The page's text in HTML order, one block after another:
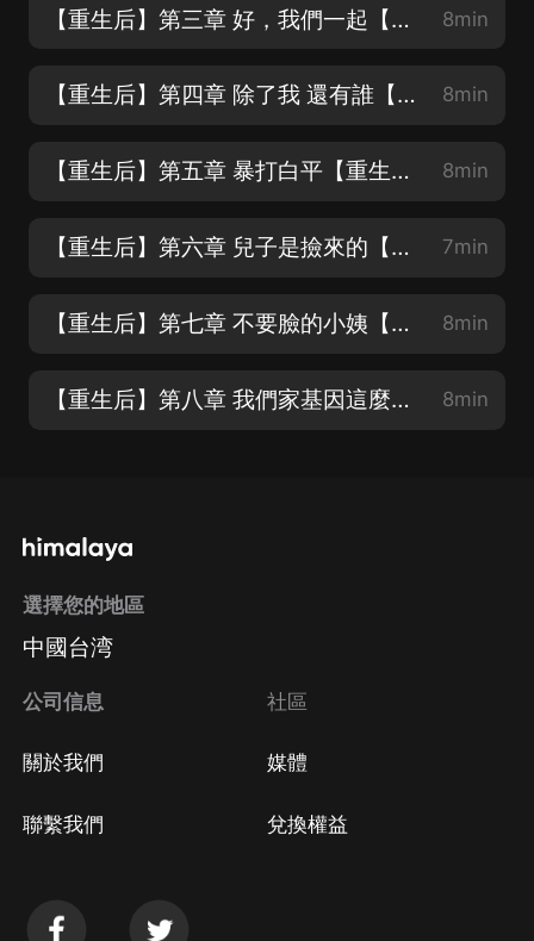
【重生后】第三章 好，我們一起【重生甜寵爽文❤精彩爆笑❤求訂閱❤求月票❤】 8min
【重生后】第四章 除了我 還有誰【重生逆襲虐渣甜寵❤精彩爆笑❤求訂閱❤求月票❤】 8min
【重生后】第五章 暴打白平【重生逆襲虐渣甜寵❤精彩爆笑❤求訂閱❤求月票❤】 8min
【重生后】第六章 兒子是撿來的【重生逆襲虐渣甜寵❤精彩爆笑❤求訂閱❤求月票❤】 7min
【重生后】第七章 不要臉的小姨【重生逆襲虐渣甜寵❤精彩爆笑❤求訂閱❤求月票❤】 8min
【重生后】第八章 我們家基因這麼好怎麼你這麼笨【重生甜寵爽文❤精彩爆笑❤】 8min
選擇您的地區
中國台湾
公司信息
關於我們
聯繫我們
社區
媒體
兌換權益